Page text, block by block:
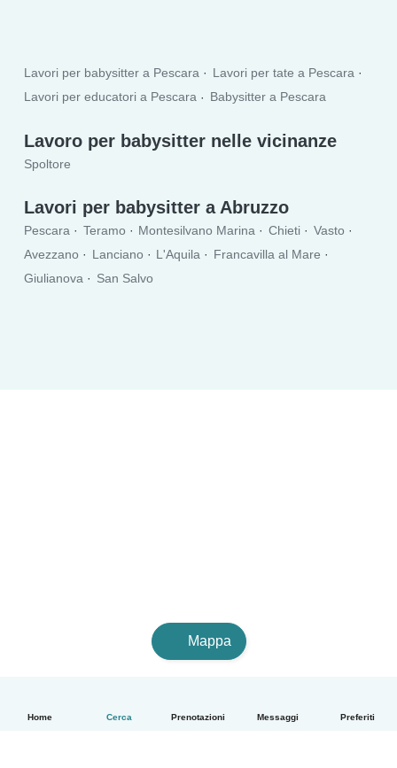
Home Cerca Prenotazioni Messaggi Preferiti
Lavori per babysitter a Pescara
Lavori per tate a Pescara
Lavori per educatori a Pescara
Babysitter a Pescara
Lavoro per babysitter nelle vicinanze
Spoltore
Lavori per babysitter a Abruzzo
Pescara Teramo Montesilvano Marina Chieti
Vasto
Avezzano
Lanciano L'Aquila
Francavilla al Mare
Giulianova
San Salvo
Mappa